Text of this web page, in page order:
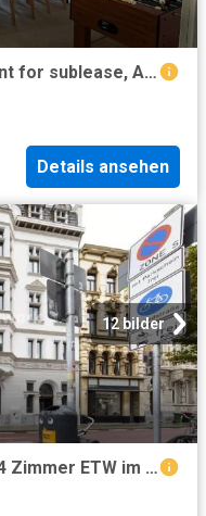
Furnished old building apartment for sublease, Aachen Amsterdam Apartments for Rent
Details ansehen
12 bilder
Außergewöhnliche, mietfreie, 4 Zimmer ETW im historischen denkmalgeschützten Gebäude & toller Lage